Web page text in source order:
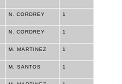
N. CORDREY 1
N. CORDREY 1
M. MARTINEZ 1
M. SANTOS 1